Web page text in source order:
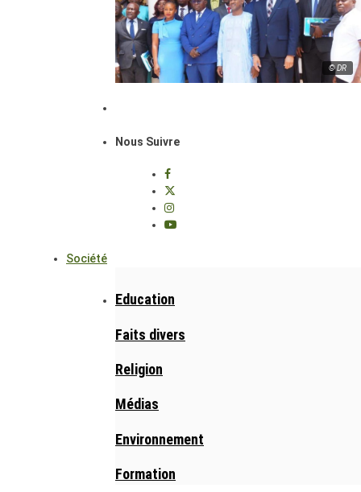
© DR
Nous Suivre
Société
Education
Faits divers
Religion
Médias
Environnement
Formation